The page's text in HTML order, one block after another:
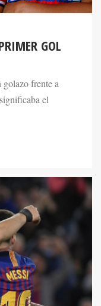
GOL
golazo frente a
el